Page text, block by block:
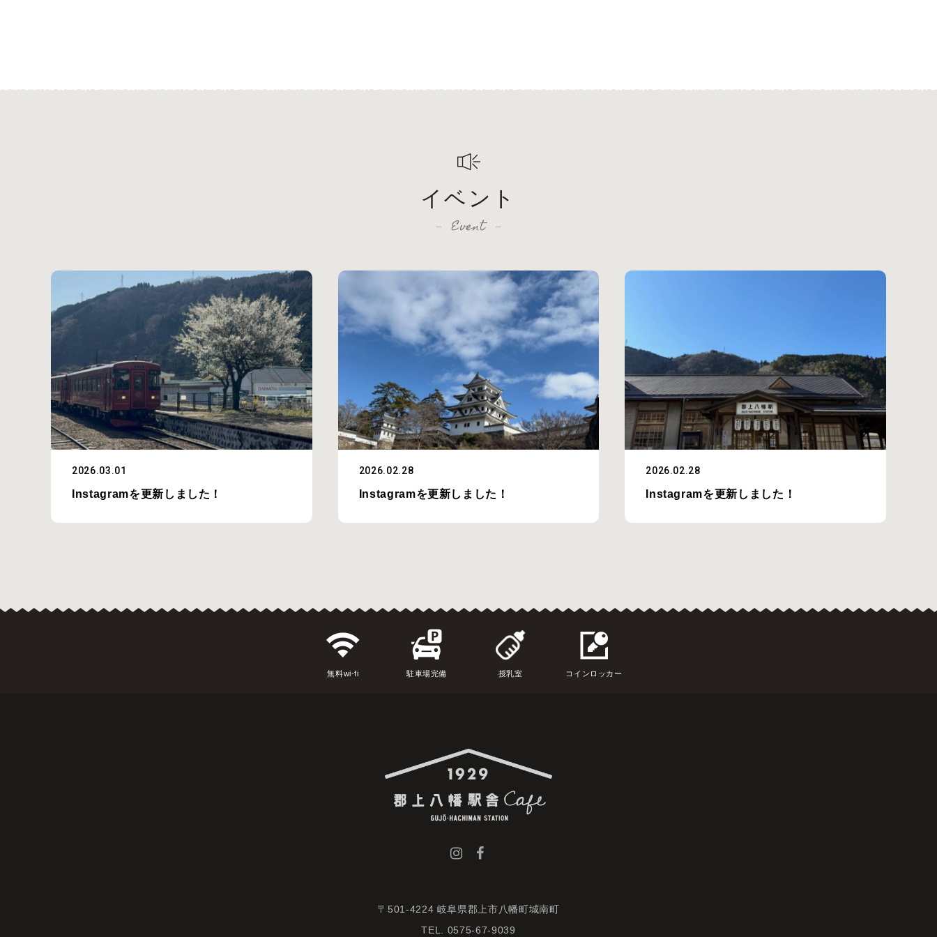
イベント
Event
2026.03.01
Instagramを更新しました！
2026.02.28
Instagramを更新しました！
2026.02.28
Instagramを更新しました！
無料wi-fi 駐車場完備 授乳室 コインロッカー
〒501-4224 岐阜県郡上市八幡町城南町
TEL. 0575-67-9039